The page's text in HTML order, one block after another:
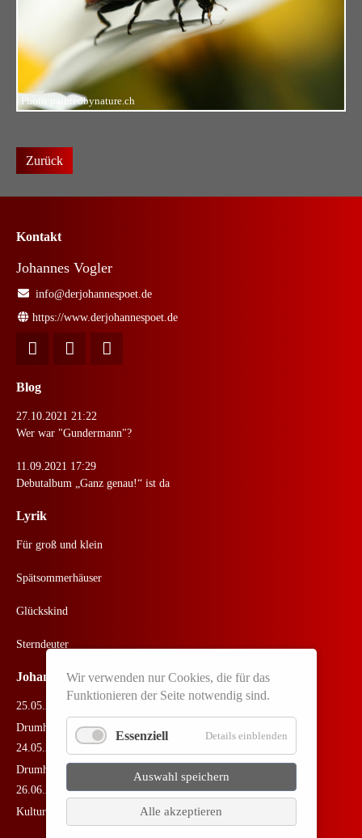
Photo:paintedbynature.ch
Zurück
Kontakt
Johannes Vogler
info@derjohannespoet.de
https://www.derjohannespoet.de
Blog
27.10.2021 21:22
Wer war "Gundermann"?
11.09.2021 17:29
Debutalbum „Ganz genau!“ ist da
Lyrik
Für groß und klein
Spätsommerhäuser
Glückskind
Sterndeuter
Johannes Live
25.05.2026
Drumherum Festival
24.05.2026
Drumherum Festival
26.06.2025
Kulturbunt Neuperlach
Wir verwenden nur Cookies, die für das
Funktionieren der Seite notwendig sind.
Essenziell Details einblenden
Auswahl speichern
Alle akzeptieren